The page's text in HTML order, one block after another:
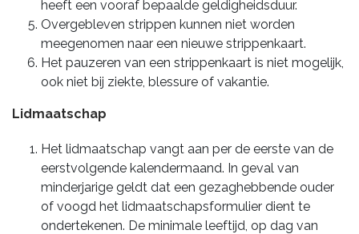
heeft een vooraf bepaalde geldigheidsduur.
Overgebleven strippen kunnen niet worden
meegenomen naar een nieuwe strippenkaart.
Het pauzeren van een strippenkaart is niet mogelijk,
ook niet bij ziekte, blessure of vakantie.
Lidmaatschap
Het lidmaatschap vangt aan per de eerste van de
eerstvolgende kalendermaand. In geval van
minderjarige geldt dat een gezaghebbende ouder
of voogd het lidmaatschapsformulier dient te
ondertekenen. De minimale leeftijd, op dag van